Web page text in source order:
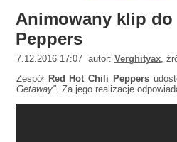
Animowany klip
Peppers
7.12.2016 17:07 autor: Verghityax ,
Zespół Red Hot Chili Peppers
Getaway" . Za jego realizację